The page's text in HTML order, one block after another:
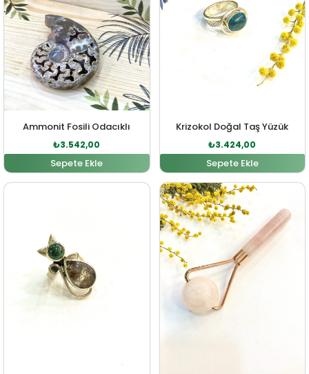
Ammonit Fosili Odacıklı
₺3.542,00
Sepete Ekle
Krizokol Doğal Taş Yüzük
₺3.424,00
Sepete Ekle
Orijinal fiyat: ₺5.010,00.Şu andaki fiyat: ₺4.554,00.Orijinal fiyat: ₺708,00.
Şu andaki